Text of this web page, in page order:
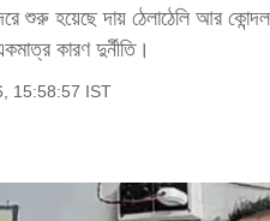
শুরু হয়েছে দায় ঠেলাঠেলি আর
কারণ দুর্নীতি।
15:58:57 IST